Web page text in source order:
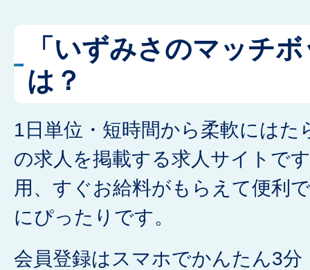
「いずみさのマッチ
は？
1日単位・短時間から柔軟にはた
の求人を掲載する求人サイトで
用、すぐお給料がもらえて便利
にぴったりです。
会員登録はスマホでかんたん3分